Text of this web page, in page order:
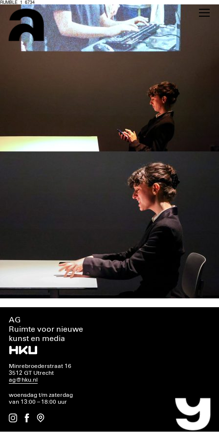
RUMBLE_1_6734
AG
Ruimte voor nieuwe
kunst en media
Minrebroederstraat 16
3512 GT Utrecht
ag@hku.nl
woensdag t/m zaterdag
van 13:00 – 18:00 uur